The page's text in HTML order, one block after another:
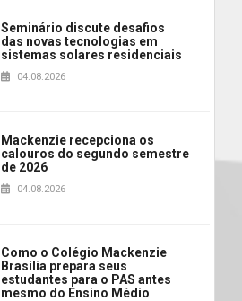
Seminário discute desafios
das novas tecnologias em
sistemas solares residenciais
04.08.2026
Mackenzie recepciona os
calouros do segundo semestre
de 2026
04.08.2026
Como o Colégio Mackenzie
Brasília prepara seus
estudantes para o PAS antes
mesmo do Ensino Médio